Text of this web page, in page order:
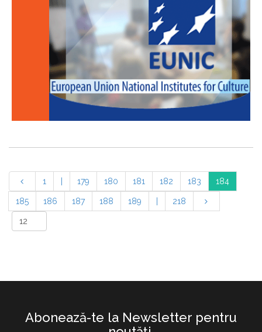
1 179 180 181 182 183 184
185 186 187 188 189 218
Abonează-te la Newsletter pentru